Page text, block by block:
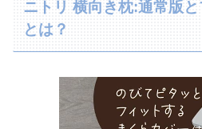
ニトリ 横向き枕:通常版
とは？